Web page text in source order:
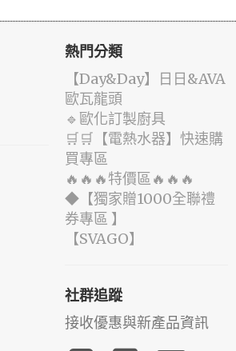
熱門分類
️【Day&Day】️日日&AVA
歐瓦龍頭
🔹歐化訂製廚具
🛒🛒【電熱水器】快速購
買專區
🔥🔥🔥特價區🔥🔥🔥
◆【獨家贈1000全聯禮
券專區 】
️【SVAGO】️
社群追蹤
接收優惠與新產品資訊